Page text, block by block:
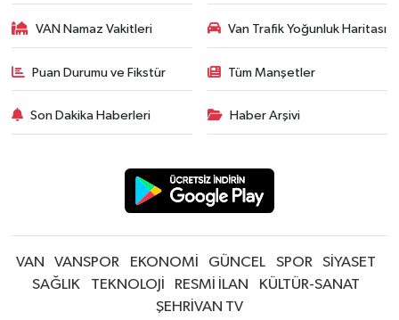
VAN Namaz Vakitleri Van Trafik Yoğunluk Haritası
Puan Durumu ve Fikstür Tüm Manşetler
Son Dakika Haberleri Haber Arşivi
VAN VANSPOR EKONOMİ GÜNCEL SPOR
SİYASET
SAĞLIK
TEKNOLOJİ RESMİ İLAN
KÜLTÜR-SANAT
ŞEHRİVAN TV